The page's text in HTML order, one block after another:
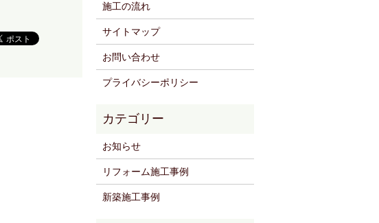
施工の流れ
サイトマップ
お問い合わせ
プライバシーポリシー
お知らせ
リフォーム施工事例
新築施工事例